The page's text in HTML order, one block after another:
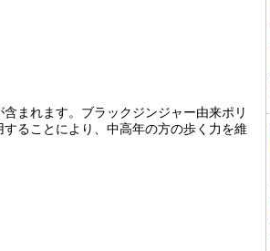
まれます。ブラックジンジャー由来ポリ
ることにより、中高年の方の歩く力を維